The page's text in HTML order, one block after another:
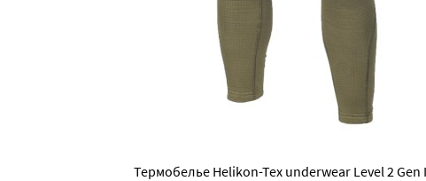
Термобелье Helikon-Tex underwear Level 2 Gen